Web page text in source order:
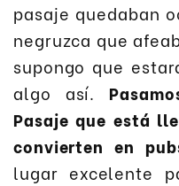
pasaje quedaban
negruzca que
supongo que
algo así.
Pasaje que está
convierten en
lugar excelente